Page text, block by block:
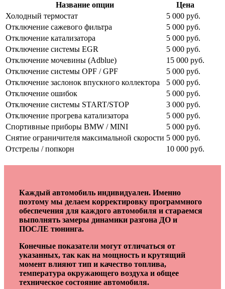
Название опции
Цена
Холодный термостат
5 000 руб.
Отключение сажевого фильтра
5 000 руб.
Отключение катализатора
5 000 руб.
Отключение системы EGR
5 000 руб.
Отключение мочевины (Adblue)
15 000 руб.
Отключение системы OPF / GPF
5 000 руб.
Отключение заслонок впускного коллектора
5 000 руб.
Отключение ошибок
5 000 руб.
Отключение системы START/STOP
3 000 руб.
Отключение прогрева катализатора
5 000 руб.
Спортивные приборы BMW / MINI
5 000 руб.
Снятие ограничителя максимальной скорости 5 000 руб.
Отстрелы / попкорн
10 000 руб.
Каждый автомобиль индивидуален. Именно
поэтому мы делаем корректировку программного
обеспечения для каждого автомобиля и стараемся
выполнять замеры динамики разгона ДО и
ПОСЛЕ тюнинга.
Конечные показатели могут отличаться от
указанных, так как на мощность и крутящий
момент влияют тип и качество топлива,
температура окружающего воздуха и общее
техническое состояние автомобиля.